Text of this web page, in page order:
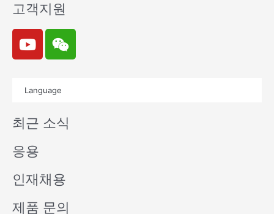
고객지원
Y
o
u
e
W
e
i
n
Language
최근 소식
응용
인재채용
제품 문의